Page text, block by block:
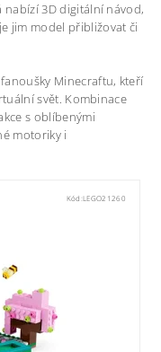
nabízí 3D digitální návod,
jim model přibližovat či
Minecraftu, kteří
svět. Kombinace
s oblíbenými
motoriky i
Kód:LEGO21260